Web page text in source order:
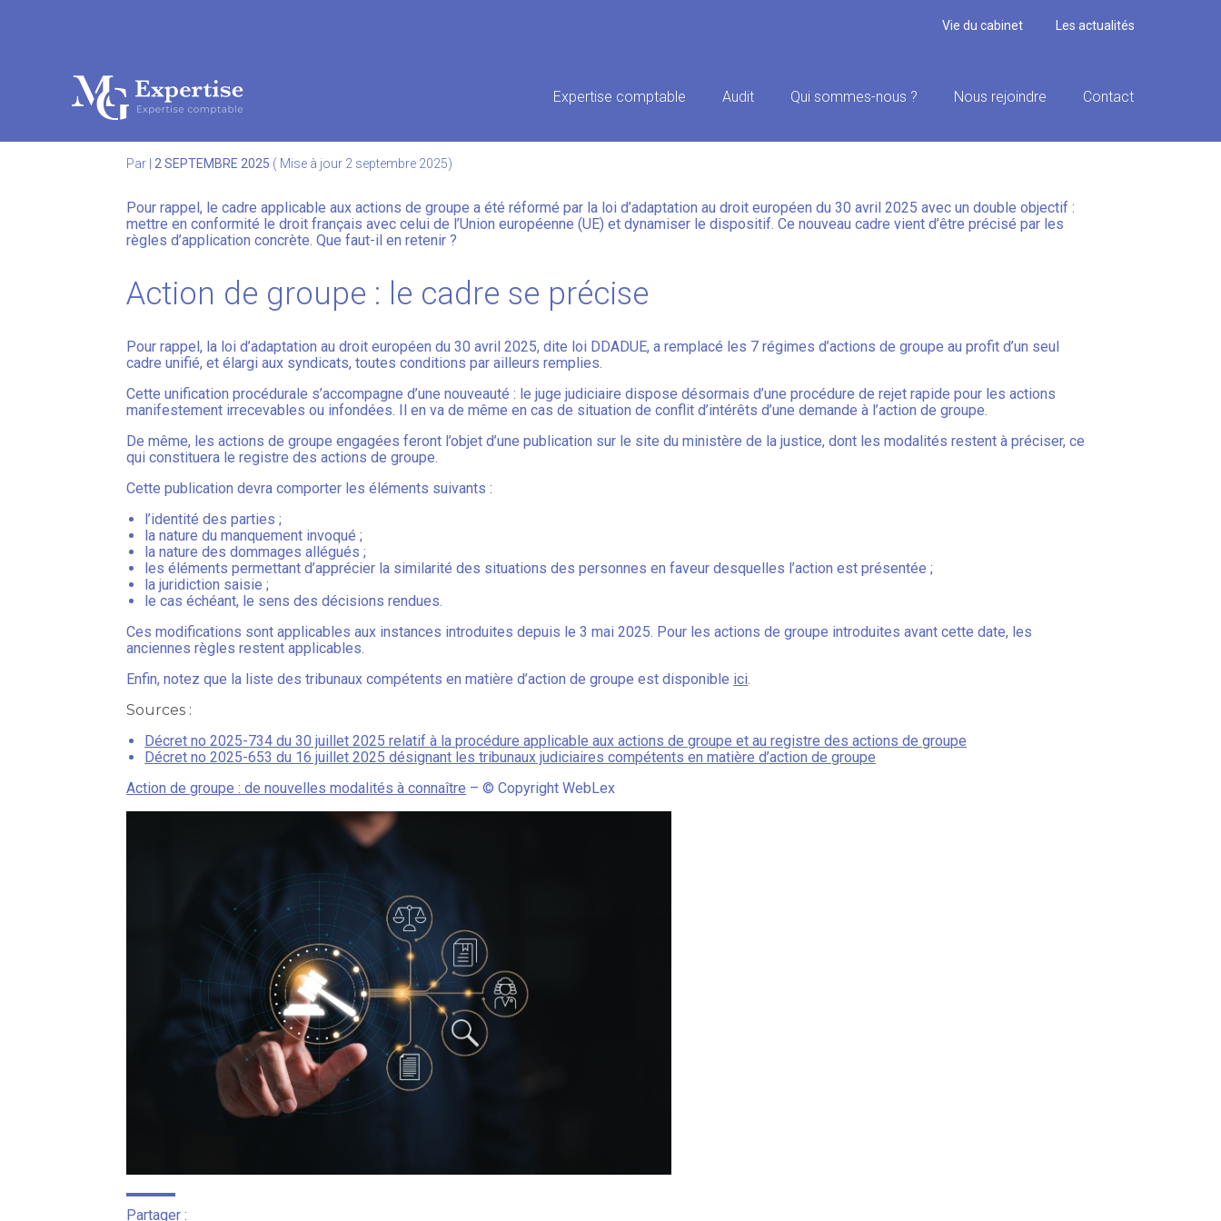
Vie du cabinet Les actualités
Aller
Expertise comptable Audit Qui sommes-nous ? Nous rejoindre Contact
Par |2 SEPTEMBRE 2025 ( Mise à jour 2 septembre 2025)
Pour rappel, le cadre applicable aux actions de groupe a été réformé par la loi d’adaptation au droit européen du 30 avril 2025 avec un double objectif :
mettre en conformité le droit français avec celui de l’Union européenne (UE) et dynamiser le dispositif. Ce nouveau cadre vient d’être précisé par les
règles d’application concrète. Que faut-il en retenir ?
Action de groupe : le cadre se précise
Pour rappel, la loi d’adaptation au droit européen du 30 avril 2025, dite loi DDADUE, a remplacé les 7 régimes d’actions de groupe au profit d’un seul
cadre unifié, et élargi aux syndicats, toutes conditions par ailleurs remplies.
Cette unification procédurale s’accompagne d’une nouveauté : le juge judiciaire dispose désormais d’une procédure de rejet rapide pour les actions
manifestement irrecevables ou infondées. Il en va de même en cas de situation de conflit d’intérêts d’une demande à l’action de groupe.
De même, les actions de groupe engagées feront l’objet d’une publication sur le site du ministère de la justice, dont les modalités restent à préciser, ce
qui constituera le registre des actions de groupe.
Cette publication devra comporter les éléments suivants :
l’identité des parties ;
la nature du manquement invoqué ;
la nature des dommages allégués ;
les éléments permettant d’apprécier la similarité des situations des personnes en faveur desquelles l’action est présentée ;
la juridiction saisie ;
le cas échéant, le sens des décisions rendues.
Ces modifications sont applicables aux instances introduites depuis le 3 mai 2025. Pour les actions de groupe introduites avant cette date, les
anciennes règles restent applicables.
Enfin, notez que la liste des tribunaux compétents en matière d’action de groupe est disponible ici.
Sources :
Décret no 2025-734 du 30 juillet 2025 relatif à la procédure applicable aux actions de groupe et au registre des actions de groupe
Décret no 2025-653 du 16 juillet 2025 désignant les tribunaux judiciaires compétents en matière d’action de groupe
Action de groupe : de nouvelles modalités à connaître – © Copyright WebLex
Partager :